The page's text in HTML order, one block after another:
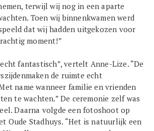
terwijl wij nog in een aparte
Toen wij binnenkwamen werd
dat wij hadden uitgekozen voor
moment!”
fantastisch”, vertelt Anne-Lize. “De
de ruimte echt
name wanneer familie en vrienden
te wachten.” De ceremonie zelf was
Daarna volgde een fotoshoot op
Oude Stadhuys. “Het is natuurlijk een